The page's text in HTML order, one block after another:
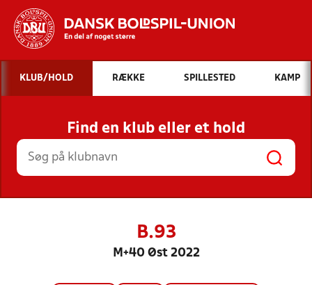
Hvad vil du søge efter?
INDHOLD OG NYHEDER
STILLINGER, RESULTATER, KLUBBER OG
HOLD
KLUB/HOLD RÆKKE SPILLESTED KAMP
Find en klub eller et hold
B.93
M+40 Øst 2022